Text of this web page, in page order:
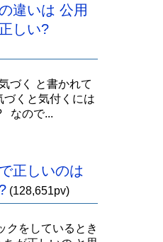
違いは 公用
しい?
づく と書かれて
くと気付くには
なので...
正しいのは
(128,651pv)
クをしているとき